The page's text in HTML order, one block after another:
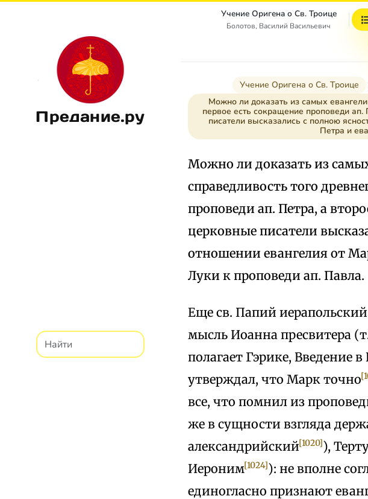
Предание.ру
Учение Оригена о Св. Троице
Болотов, Василий Васильевич
Учение Оригена о Св. Троице
Можно ли доказать из самых
первое есть сокращение проповеди
писатели высказались с полною
Петра и
Можно ли доказать из
справедливость того
проповеди ап. Петра, а
церковные писатели
отношении евангелия от
Луки к проповеди ап. Павла.
Еще св. Папий
мысль Иоанна пресвитера
полагает Гэрике, Введение
утверждал, что Марк точно
все, что помнил из
же в сущности взгляда
александрийский[1020]),
Иероним[1024]): не вполне
единогласно признают